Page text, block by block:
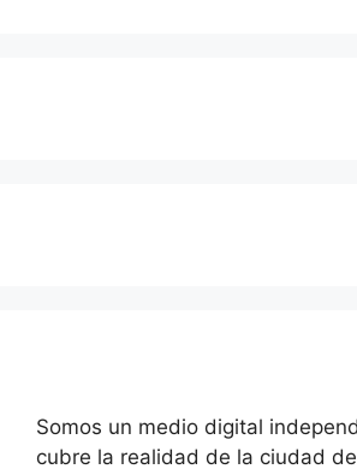
Somos un medio digital
cubre la realidad de la ciudad